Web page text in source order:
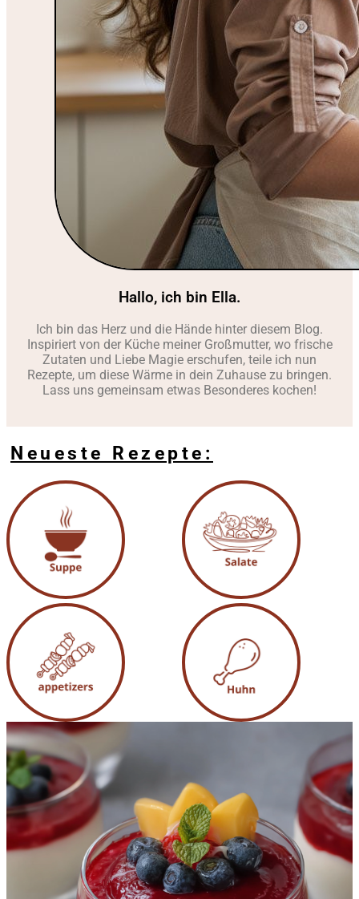
Hallo, ich bin Ella.
Ich bin das Herz und die Hände hinter diesem Blog.
Inspiriert von der Küche meiner Großmutter, wo frische
Zutaten und Liebe Magie erschufen, teile ich nun
Rezepte, um diese Wärme in dein Zuhause zu bringen.
Lass uns gemeinsam etwas Besonderes kochen!
Neueste Rezepte: